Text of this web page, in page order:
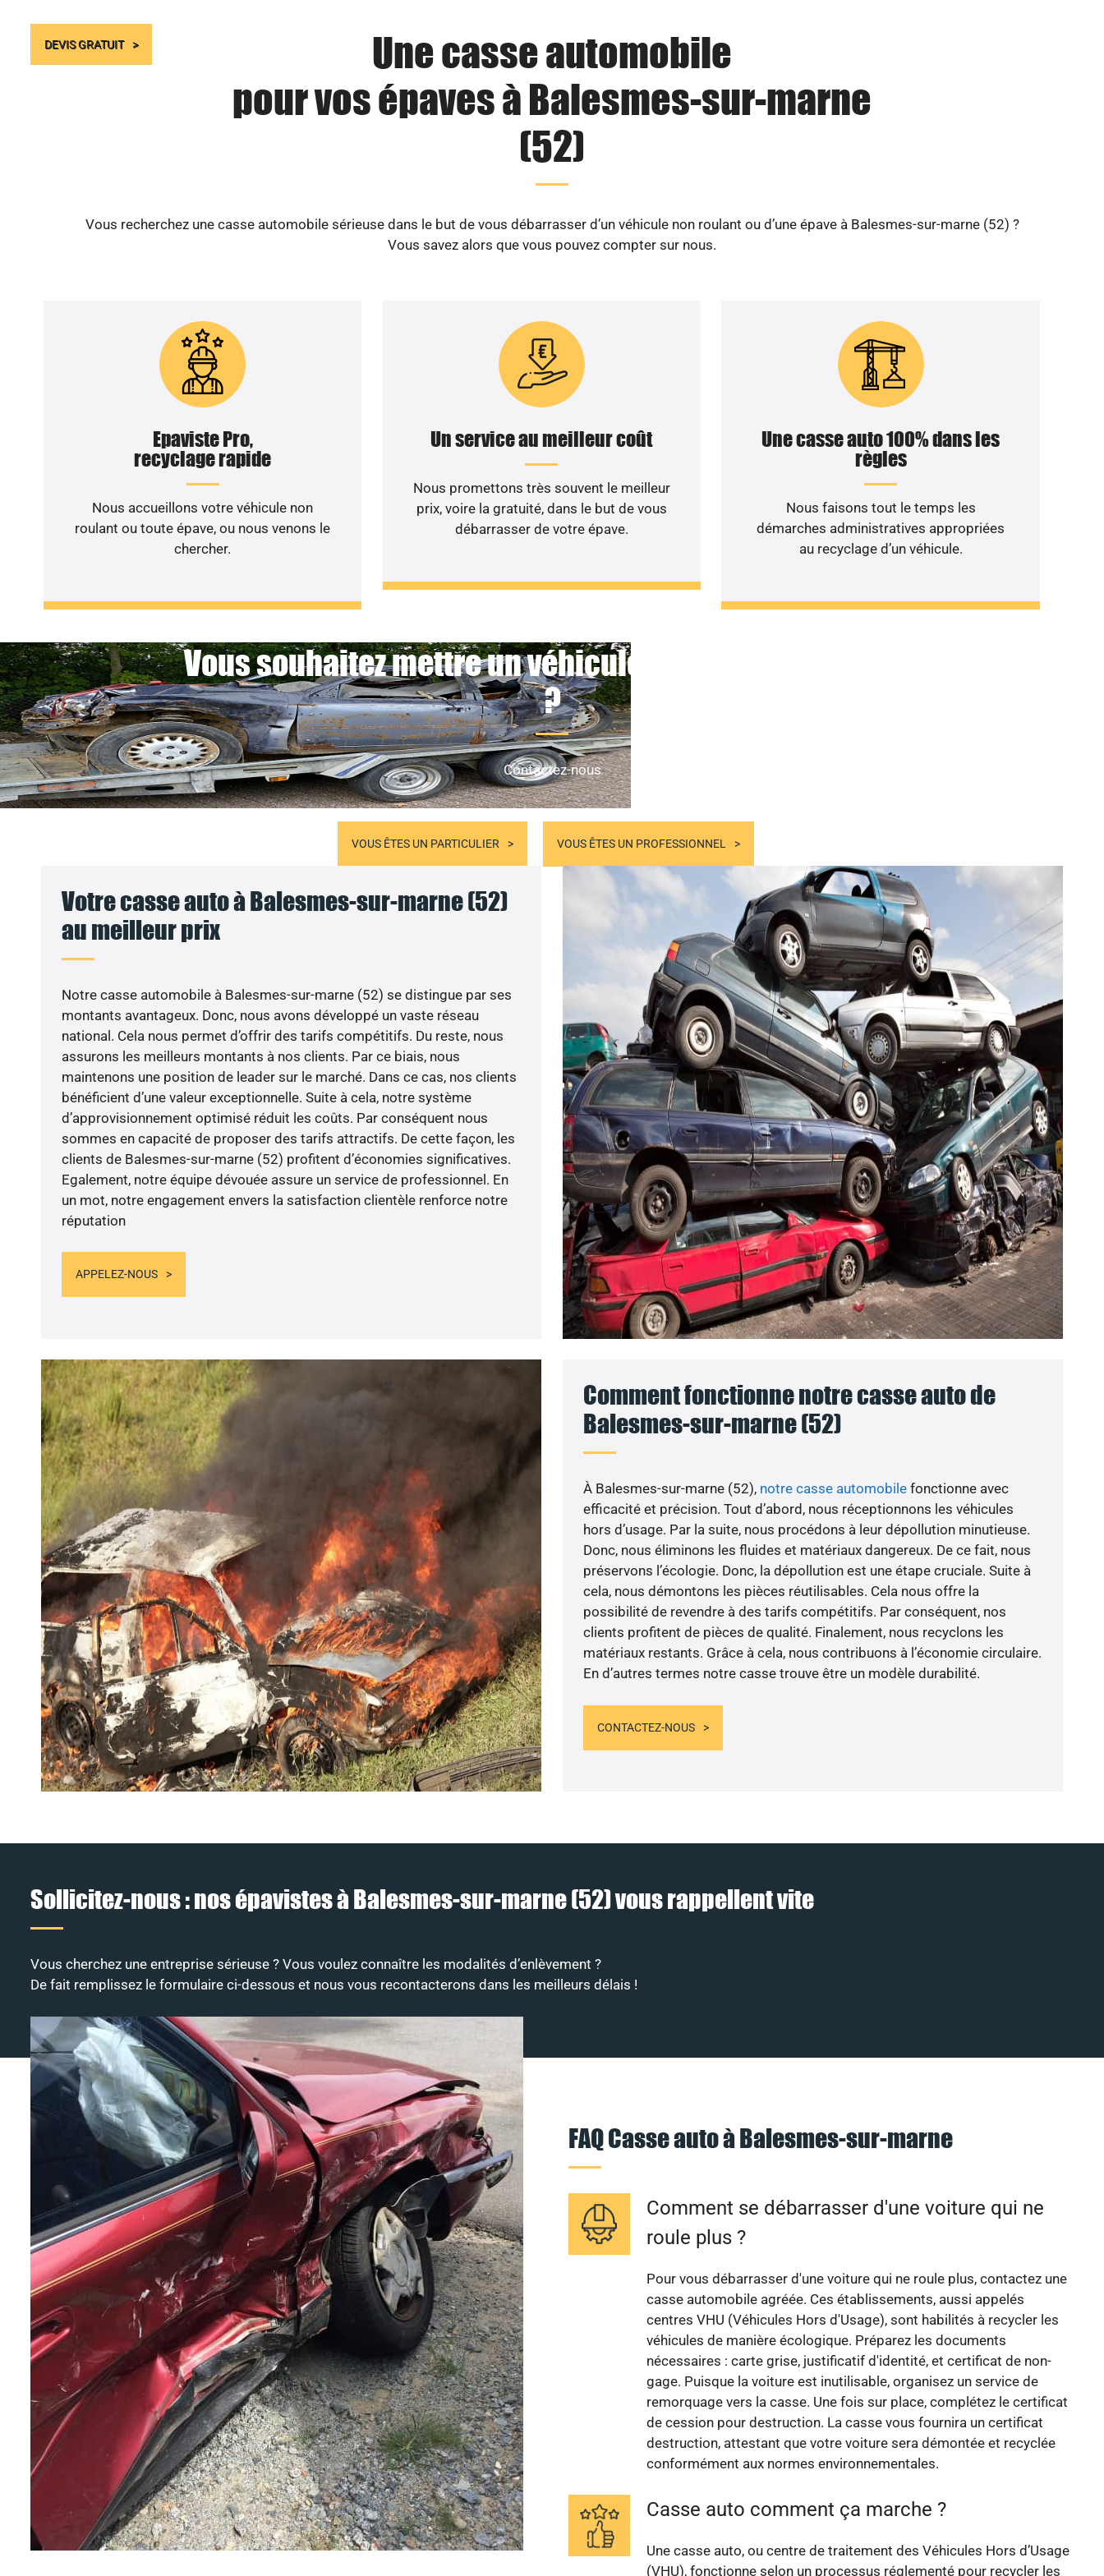
DEVIS GRATUIT
Une casse automobile
pour vos épaves à Balesmes-sur-marne
(52)
Vous recherchez une casse automobile sérieuse dans le but de vous débarrasser d’un véhicule non roulant ou d’une épave à Balesmes-sur-marne (52) ?
Vous savez alors que vous pouvez compter sur nous.
Epaviste Pro,
recyclage rapide
Nous accueillons votre véhicule non
roulant ou toute épave, ou nous venons le
chercher.
Un service au meilleur coût
Nous promettons très souvent le meilleur
prix, voire la gratuité, dans le but de vous
débarrasser de votre épave.
Une casse auto 100% dans les
règles
Nous faisons tout le temps les
démarches administratives appropriées
au recyclage d’un véhicule.
Vous souhaitez mettre un véhicule non roulant au rebut
?
Contactez-nous
VOUS ÊTES UN PARTICULIER VOUS ÊTES UN PROFESSIONNEL
Votre casse auto à Balesmes-sur-marne (52)
au meilleur prix
Notre casse automobile à Balesmes-sur-marne (52) se distingue par ses
montants avantageux. Donc, nous avons développé un vaste réseau
national. Cela nous permet d’offrir des tarifs compétitifs. Du reste, nous
assurons les meilleurs montants à nos clients. Par ce biais, nous
maintenons une position de leader sur le marché. Dans ce cas, nos clients
bénéficient d’une valeur exceptionnelle. Suite à cela, notre système
d’approvisionnement optimisé réduit les coûts. Par conséquent nous
sommes en capacité de proposer des tarifs attractifs. De cette façon, les
clients de Balesmes-sur-marne (52) profitent d’économies significatives.
Egalement, notre équipe dévouée assure un service de professionnel. En
un mot, notre engagement envers la satisfaction clientèle renforce notre
réputation
APPELEZ-NOUS
Comment fonctionne notre casse auto de
Balesmes-sur-marne (52)
À Balesmes-sur-marne (52), notre casse automobile fonctionne avec
efficacité et précision. Tout d’abord, nous réceptionnons les véhicules
hors d’usage. Par la suite, nous procédons à leur dépollution minutieuse.
Donc, nous éliminons les fluides et matériaux dangereux. De ce fait, nous
préservons l’écologie. Donc, la dépollution est une étape cruciale. Suite à
cela, nous démontons les pièces réutilisables. Cela nous offre la
possibilité de revendre à des tarifs compétitifs. Par conséquent, nos
clients profitent de pièces de qualité. Finalement, nous recyclons les
matériaux restants. Grâce à cela, nous contribuons à l’économie circulaire.
En d’autres termes notre casse trouve être un modèle durabilité.
CONTACTEZ-NOUS
Sollicitez-nous : nos épavistes à Balesmes-sur-marne (52) vous rappellent vite
Vous cherchez une entreprise sérieuse ? Vous voulez connaître les modalités d’enlèvement ?
De fait remplissez le formulaire ci-dessous et nous vous recontacterons dans les meilleurs délais !
FAQ Casse auto à Balesmes-sur-marne
Comment se débarrasser d'une voiture qui ne
roule plus ?
Pour vous débarrasser d'une voiture qui ne roule plus, contactez une
casse automobile agréée. Ces établissements, aussi appelés
centres VHU (Véhicules Hors d'Usage), sont habilités à recycler les
véhicules de manière écologique. Préparez les documents
nécessaires : carte grise, justificatif d'identité, et certificat de non-
gage. Puisque la voiture est inutilisable, organisez un service de
remorquage vers la casse. Une fois sur place, complétez le certificat
de cession pour destruction. La casse vous fournira un certificat
destruction, attestant que votre voiture sera démontée et recyclée
conformément aux normes environnementales.
Casse auto comment ça marche ?
Une casse auto, ou centre de traitement des Véhicules Hors d’Usage
(VHU), fonctionne selon un processus réglementé pour recycler les